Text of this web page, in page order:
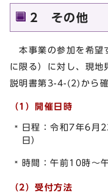
2 その他
本事業の参加を希望
に限る）に対し、現地
説明書第3-4-(2)から確
（1）開催日時
日程：令和7年6月
日）
時間：午前10時～
（2）受付方法